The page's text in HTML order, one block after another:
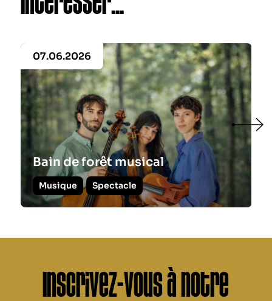
07.06.2026
Bain de forêt musical
Musique Spectacle
Inscrivez-vous à notre